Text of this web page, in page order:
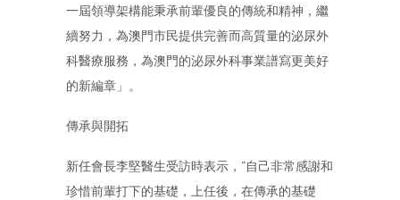
一屆領導架構能秉承前輩優良的傳統和精神，繼
續努力，為澳門市民提供完善而高質量的泌尿外
科醫療服務，為澳門的泌尿外科事業譜寫更美好
的新編章」。
傳承與開拓
新任會長李堅醫生受訪時表示，“自己非常感謝和
珍惜前輩打下的基礎，上任後，在傳承的基礎